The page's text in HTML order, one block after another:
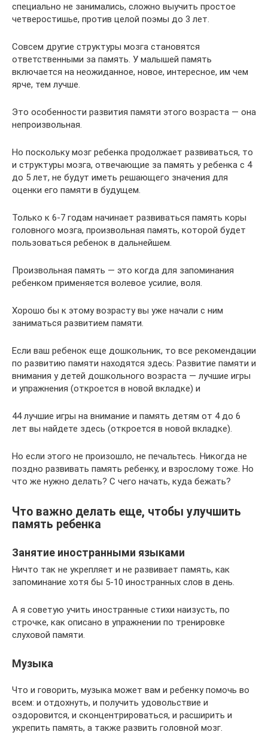
специально не занимались, сложно выучить простое
четверостишье, против целой поэмы до 3 лет.
Совсем другие структуры мозга становятся
ответственными за память. У малышей память
включается на неожиданное, новое, интересное, им чем
ярче, тем лучше.
Это особенности развития памяти этого возраста — она
непроизвольная.
Но поскольку мозг ребенка продолжает развиваться, то
и структуры мозга, отвечающие за память у ребенка с 4
до 5 лет, не будут иметь решающего значения для
оценки его памяти в будущем.
Только к 6-7 годам начинает развиваться память коры
головного мозга, произвольная память, которой будет
пользоваться ребенок в дальнейшем.
Произвольная память — это когда для запоминания
ребенком применяется волевое усилие, воля.
Хорошо бы к этому возрасту вы уже начали с ним
заниматься развитием памяти.
Если ваш ребенок еще дошкольник, то все рекомендации
по развитию памяти находятся здесь: Развитие памяти и
внимания у детей дошкольного возраста — лучшие игры
и упражнения (откроется в новой вкладке) и
44 лучшие игры на внимание и память детям от 4 до 6
лет вы найдете здесь (откроется в новой вкладке).
Но если этого не произошло, не печальтесь. Никогда не
поздно развивать память ребенку, и взрослому тоже. Но
что же нужно делать? С чего начать, куда бежать?
Что важно делать еще, чтобы улучшить
память ребенка
Занятие иностранными языками
Ничто так не укрепляет и не развивает память, как
запоминание хотя бы 5-10 иностранных слов в день.
А я советую учить иностранные стихи наизусть, по
строчке, как описано в упражнении по тренировке
слуховой памяти.
Музыка
Что и говорить, музыка может вам и ребенку помочь во
всем: и отдохнуть, и получить удовольствие и
оздоровится, и сконцентрироваться, и расширить и
укрепить память, а также развить головной мозг.